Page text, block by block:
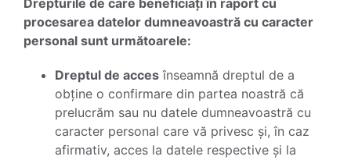
Drepturile de care beneficiați în raport cu
procesarea datelor dumneavoastră cu caracter
personal sunt următoarele:
Dreptul de acces înseamnă dreptul de a
obține o confirmare din partea noastră că
prelucrăm sau nu datele dumneavoastră cu
caracter personal care vă privesc și, în caz
afirmativ, acces la datele respective și la